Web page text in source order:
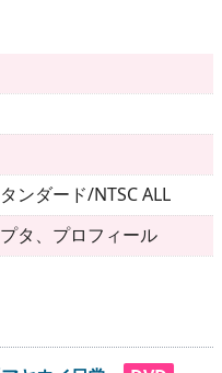
ド
ンダード/NTSC ALL
タ、プロフィール